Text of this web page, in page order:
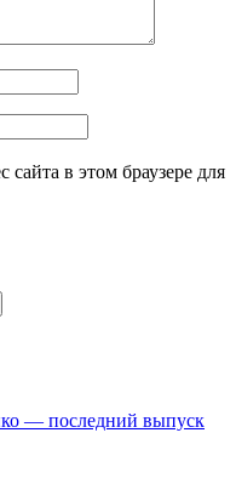
в этом браузере для
— последний выпуск